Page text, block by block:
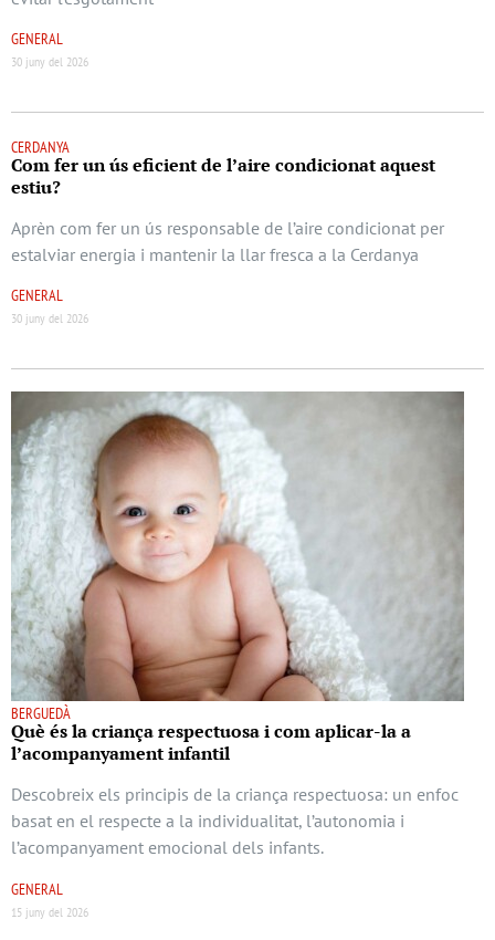
GENERAL
30 juny del 2026
CERDANYA
Com fer un ús eficient de l’aire condicionat aquest
estiu?
Aprèn com fer un ús responsable de l’aire condicionat per
estalviar energia i mantenir la llar fresca a la Cerdanya
GENERAL
30 juny del 2026
BERGUEDÀ
Què és la criança respectuosa i com aplicar-la a
l’acompanyament infantil
Descobreix els principis de la criança respectuosa: un enfoc
basat en el respecte a la individualitat, l’autonomia i
l’acompanyament emocional dels infants.
GENERAL
15 juny del 2026